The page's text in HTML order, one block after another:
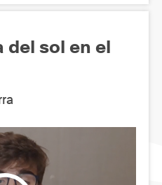
del sol en el